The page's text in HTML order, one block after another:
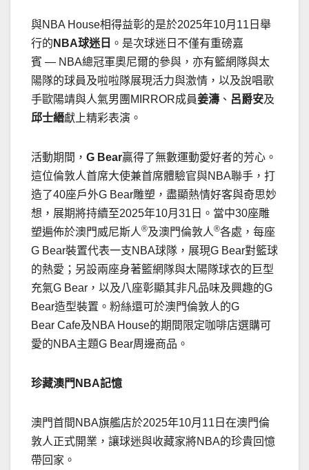
與NBA House相得益彰的是於2025年10月11日舉
行的 NBA球迷日 。是次球迷日不僅有重磅嘉
賓 — NBA總冠軍奧尼爾的參與，亦有籃網隊與太
陽隊的球員及啦啦隊展現活力與激情，以及說唱歌
手歐陽靖與人氣男團MIRROR成員姜濤 、 呂爵安及
邱士縉獻上精彩表演。
活動期間， G Bear贏得了無數運動愛好者的芳心。
這位倫敦人首席大使兼首席體驗官與NBA聯手，打
造了40座戶外G Bear雕塑，盡顯熱情好客與奇思妙
想，展期將持續至2025年10月31日。當中30座雕
塑遍佈於澳門威尼斯人®及澳門倫敦人®各處，每座
G Bear裝置代表一支NBA球隊，展現G Bear對籃球
的熱愛；另設兩座身著籃網隊與太陽隊球衣的巨型
充氣G Bear，以及八座彰顯其非凡品味及興趣的G
Bear造型裝置。粉絲還可於澳門倫敦人的G
Bear Cafe及NBA House的期間限定咖啡店選購可
愛的NBA主題G Bear周邊商品。
珍藏澳門 NBA記憶
澳門首間NBA旗艦店於2025年10月11日在澳門倫
敦人正式開業，讓球迷與收藏家將NBA的珍貴回憶
帶回家。